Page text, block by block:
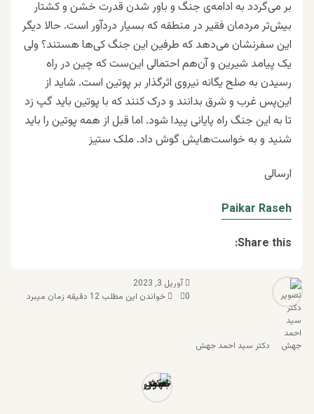
بر می‌گردد به ادامه‌ی جنگ و باور شدن قدرت خشن و کشتار
بیش‌تر مردمان فقیر در منطقه که بسیار دردآور است. حالا دیگر
این سفرنشان می‌دهد که طرفین این جنگ کی‌ها هستند؟ ولی
یک پیامد شیرین و آن‌هم احتمالی این‌ست که چین در راه
رسیدن به صلح یگانه نیروی اثرگذار بر پوتین است. شاید از
این‌پس غرب و شرق بدانند و درک کنند که با پوتین باید گپ زد
تا به این جنگ راه پایانی پیدا شود. اما قبل از همه پوتین را باید
شنید و به خواست‌هایش گوش داد. ملک ستیز
ارسالی
Paikar Raseh
Share this:
دکتر سید احمد جهش
آوریل 3, 2023
0
خواندن این مطلب 12 دقیقه زمان میبرد